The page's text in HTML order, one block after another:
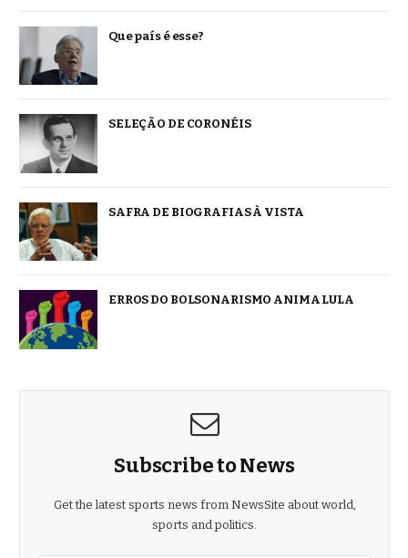
Que país é esse?
SELEÇÃO DE CORONÉIS
SAFRA DE BIOGRAFIAS À VISTA
ERROS DO BOLSONARISMO ANIMA LULA
Subscribe to News
Get the latest sports news from NewsSite about world,
sports and politics.